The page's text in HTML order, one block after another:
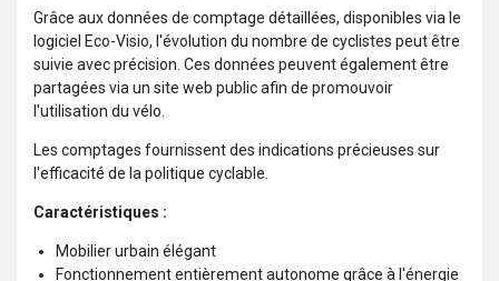
Grâce aux données de comptage détaillées, disponibles via le
logiciel Eco-Visio, l'évolution du nombre de cyclistes peut être
suivie avec précision. Ces données peuvent également être
partagées via un site web public afin de promouvoir
l'utilisation du vélo.
Les comptages fournissent des indications précieuses sur
l'efficacité de la politique cyclable.
Caractéristiques :
Mobilier urbain élégant
Fonctionnement entièrement autonome grâce à l'énergie